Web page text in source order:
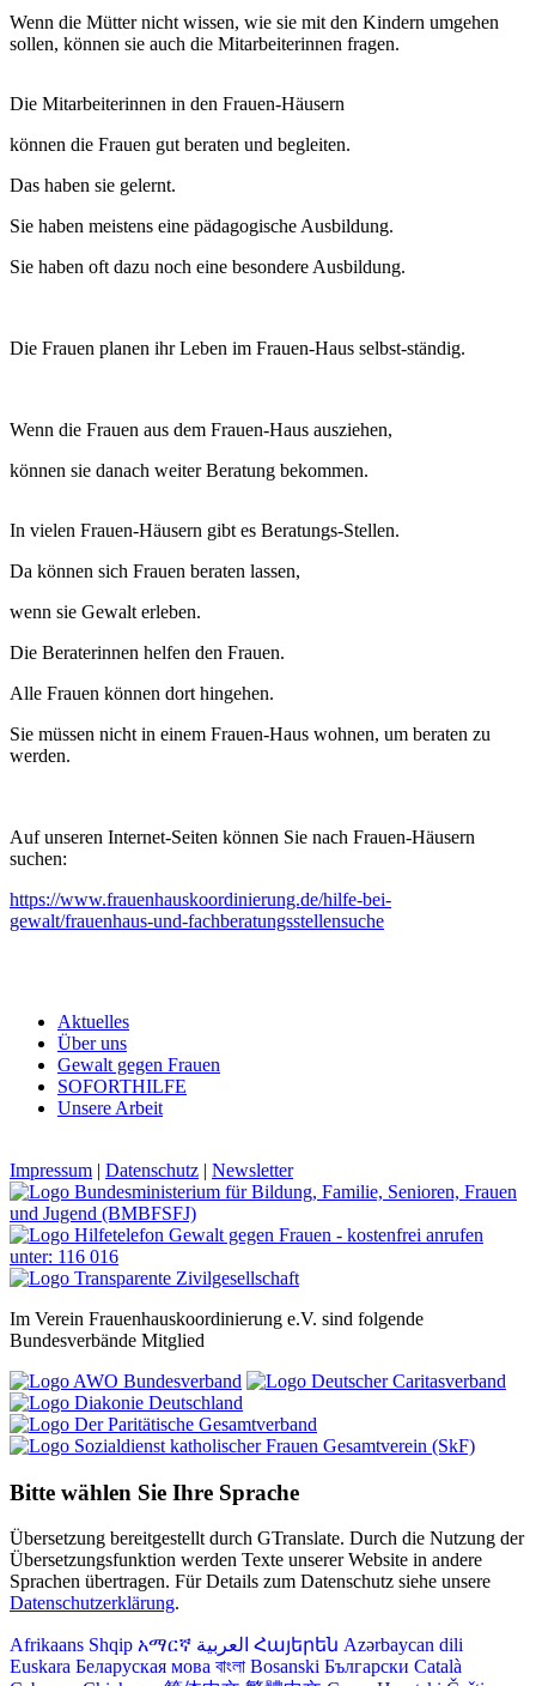
Wenn die Mütter nicht wissen, wie sie mit den Kindern umgehen
sollen, können sie auch die Mitarbeiterinnen fragen.
Die Mitarbeiterinnen in den Frauen-Häusern
können die Frauen gut beraten und begleiten.
Das haben sie gelernt.
Sie haben meistens eine pädagogische Ausbildung.
Sie haben oft dazu noch eine besondere Ausbildung.
Die Frauen planen ihr Leben im Frauen-Haus selbst-ständig.
Wenn die Frauen aus dem Frauen-Haus ausziehen,
können sie danach weiter Beratung bekommen.
In vielen Frauen-Häusern gibt es Beratungs-Stellen.
Da können sich Frauen beraten lassen,
wenn sie Gewalt erleben.
Die Beraterinnen helfen den Frauen.
Alle Frauen können dort hingehen.
Sie müssen nicht in einem Frauen-Haus wohnen, um beraten zu
werden.
Auf unseren Internet-Seiten können Sie nach Frauen-Häusern
suchen:
https://www.frauenhauskoordinierung.de/hilfe-bei-
gewalt/frauenhaus-und-fachberatungsstellensuche
Aktuelles
Über uns
Gewalt gegen Frauen
SOFORTHILFE
Unsere Arbeit
Impressum | Datenschutz | Newsletter
Im Verein Frauenhauskoordinierung e.V. sind folgende
Bundesverbände Mitglied
Bitte wählen Sie Ihre Sprache
Übersetzung bereitgestellt durch GTranslate. Durch die Nutzung der
Übersetzungsfunktion werden Texte unserer Website in andere
Sprachen übertragen. Für Details zum Datenschutz siehe unsere
Datenschutzerklärung.
Afrikaans Shqip አማርኛ العربية Հայերեն Azərbaycan dili
Euskara Беларуская мова বাংলা Bosanski Български Català